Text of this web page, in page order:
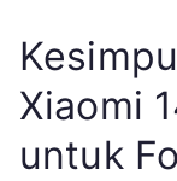
Xiaomi
untuk